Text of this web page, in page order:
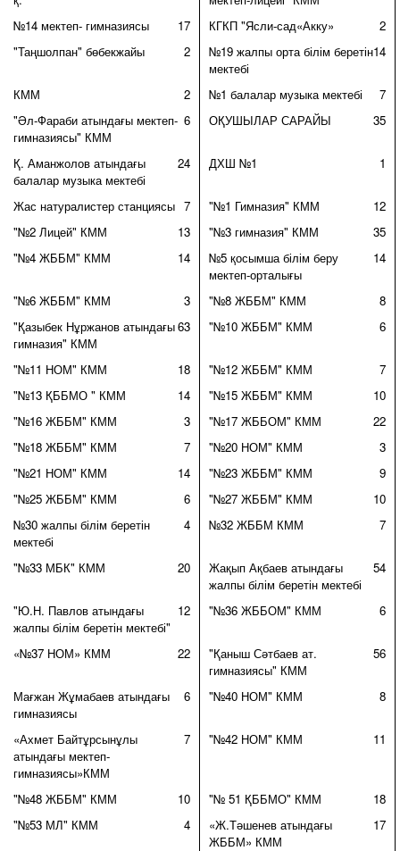
№14 мектеп- гимназиясы
17 КГКП "Ясли-сад«Акку»
2
"Таңшолпан" бөбекжайы
2
№19 жалпы орта білім беретін
мектебі
14
КММ 2 №1 балалар музыка мектебі
7
"Әл-Фараби атындағы мектеп-
гимназиясы" КММ
6 ОҚУШЫЛАР САРАЙЫ 35
Қ. Аманжолов атындағы
балалар музыка мектебі
24 ДХШ №1 1
Жас натуралистер станциясы 7 "№1 Гимназия" КММ
12
"№2 Лицей" КММ
13 "№3 гимназия" КММ
35
"№4 ЖББМ" КММ
14
№5 қосымша білім беру
мектеп-орталығы
14
"№6 ЖББМ" КММ 3 "№8 ЖББМ" КММ
8
"Қазыбек Нұржанов атындағы
гимназия" КММ
63 "№10 ЖББМ" КММ 6
"№11 НОМ" КММ 18 "№12 ЖББМ" КММ
7
"№13 ҚББМО " КММ
14 "№15 ЖББМ" КММ
10
"№16 ЖББМ" КММ
3 "№17 ЖББОМ" КММ
22
"№18 ЖББМ" КММ
7 "№20 НОМ" КММ
3
"№21 НОМ" КММ
14 "№23 ЖББМ" КММ
9
"№25 ЖББМ" КММ
6 "№27 ЖББМ" КММ
10
№30 жалпы білім беретін
мектебі
4 №32 ЖББМ КММ 7
"№33 МБК" КММ 20
Жақып Ақбаев атындағы
жалпы білім беретін мектебі
54
"Ю.Н. Павлов атындағы
жалпы білім беретін мектебі"
12 "№36 ЖББОМ" КММ 6
«№37 НОМ» КММ 22
"Қаныш Сәтбаев ат.
гимназиясы" КММ
56
Мағжан Жұмабаев атындағы
гимназиясы
6 "№40 НОМ" КММ 8
«Ахмет Байтұрсынұлы
атындағы мектеп-
гимназиясы»КММ
7 "№42 НОМ" КММ 11
"№48 ЖББМ" КММ 10 "№ 51 ҚББМО" КММ
18
"№53 МЛ" КММ
4
«Ж.Тәшенев атындағы
ЖББМ» КММ
17